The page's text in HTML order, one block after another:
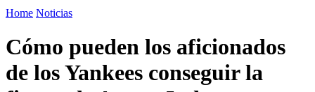
Home Noticias
Cómo pueden los aficionados
de los Yankees conseguir la